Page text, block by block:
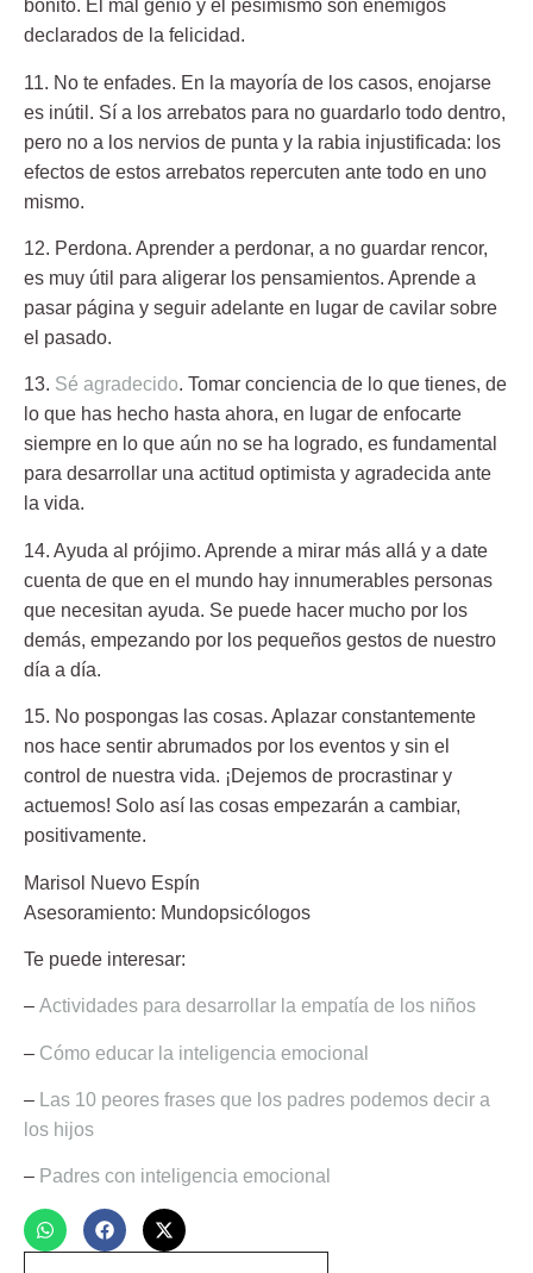
bonito. El mal genio y el pesimismo son enemigos
declarados de la felicidad.
11. No te enfades. En la mayoría de los casos, enojarse
es inútil. Sí a los arrebatos para no guardarlo todo dentro,
pero no a los nervios de punta y la rabia injustificada: los
efectos de estos arrebatos repercuten ante todo en uno
mismo.
12. Perdona. Aprender a perdonar, a no guardar rencor,
es muy útil para aligerar los pensamientos. Aprende a
pasar página y seguir adelante en lugar de cavilar sobre
el pasado.
13. Sé agradecido. Tomar conciencia de lo que tienes, de
lo que has hecho hasta ahora, en lugar de enfocarte
siempre en lo que aún no se ha logrado, es fundamental
para desarrollar una actitud optimista y agradecida ante
la vida.
14. Ayuda al prójimo. Aprende a mirar más allá y a date
cuenta de que en el mundo hay innumerables personas
que necesitan ayuda. Se puede hacer mucho por los
demás, empezando por los pequeños gestos de nuestro
día a día.
15. No pospongas las cosas. Aplazar constantemente
nos hace sentir abrumados por los eventos y sin el
control de nuestra vida. ¡Dejemos de procrastinar y
actuemos! Solo así las cosas empezarán a cambiar,
positivamente.
Marisol Nuevo Espín
Asesoramiento: Mundopsicólogos
Te puede interesar:
– Actividades para desarrollar la empatía de los niños
– Cómo educar la inteligencia emocional
–
Las 10 peores frases que los padres podemos decir a
los hijos
– Padres con inteligencia emocional